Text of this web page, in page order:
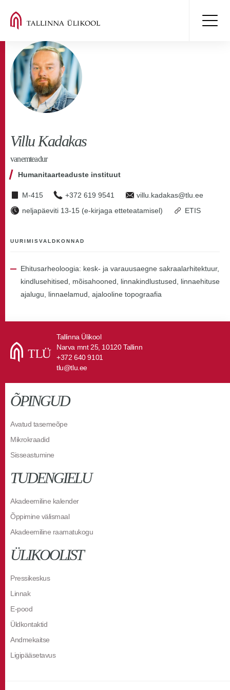
Villu Kadakas
vanemteadur
Humanitaarteaduste instituut
M-415 +372 619 9541
villu.kadakas@tlu.ee
neljapäeviti 13-15 (e-kirjaga etteteatamisel)
ETIS
UURIMISVALDKONNAD
Ehitusarheoloogia: kesk- ja varauusaegne sakraalarhitektuur,
kindlusehitised, mõisahooned, linnakindlustused, linnaehituse
ajalugu, linnaelamud, ajalooline topograafia
Tallinna Ülikool
Narva mnt 25, 10120 Tallinn
+372 640 9101
tlu@tlu.ee
ÕPINGUD
Avatud tasemeõpe
Mikrokraadid
Sisseastumine
TUDENGIELU
Akadeemiline kalender
Õppimine välismaal
Akadeemiline raamatukogu
ÜLIKOOLIST
Pressikeskus
Linnak
E-pood
Üldkontaktid
Andmekaitse
Ligipääsetavus